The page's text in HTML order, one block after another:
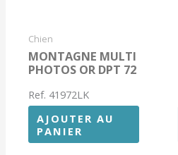
Chien
MONTAGNE MULTI
PHOTOS OR DPT 72
Ref. 41972LK
AJOUTER AU
PANIER